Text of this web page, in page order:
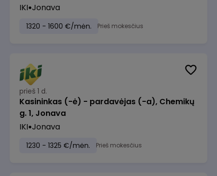
IKI Jonava
1320 - 1600 €/mėn. Prieš mokesčius
prieš 1 d.
Kasininkas (-ė) - pardavėjas (-a), Chemikų
g. 1, Jonava
IKI Jonava
1230 - 1325 €/mėn. Prieš mokesčius